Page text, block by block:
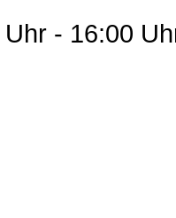
Uhr - 16:00